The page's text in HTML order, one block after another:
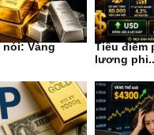
Vàng
Tiêu điểm
lương